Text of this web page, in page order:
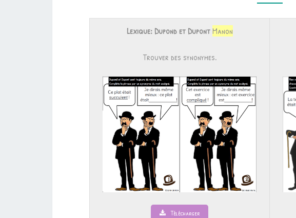
•
Lexique: Dupond et Dupont Manon
Trouver des synonymes.
Télécharger